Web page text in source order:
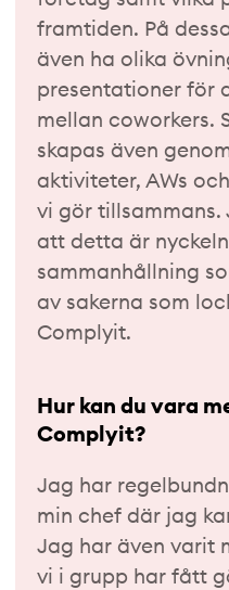
framtiden. På
även ha olika
presentationer för
mellan coworkers.
skapas även
aktiviteter, AWs
vi gör tillsammans.
att detta är
sammanhållning
av sakerna som
Complyit.
Hur kan du vara
Complyit?
Jag har
min chef där jag
Jag har även varit
vi i grupp har fått